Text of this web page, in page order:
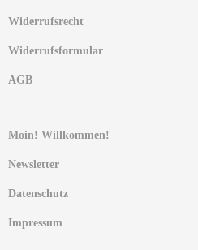
Widerrufsrecht
Widerrufsformular
AGB
Moin! Willkommen!
Newsletter
Datenschutz
Impressum